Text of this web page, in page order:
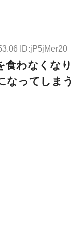
ID:jP5jMer20
食わなくなり
なってしまう